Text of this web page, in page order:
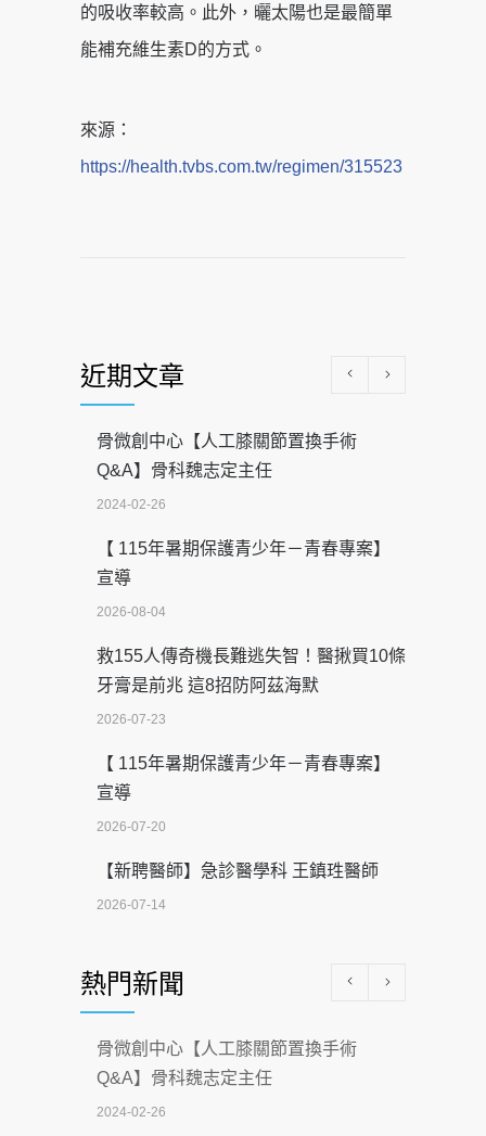
的吸收率較高。此外，曬太陽也是最簡單
能補充維生素D的方式。
來源：
https://health.tvbs.com.tw/regimen/315523
近期文章
骨微創中心【人工膝關節置換手術
Q&A】骨科魏志定主任
2024-02-26
【 115年暑期保護青少年－青春專案】
宣導
2026-08-04
救155人傳奇機長難逃失智！醫揪買10條
牙膏是前兆 這8招防阿茲海默
2026-07-23
【 115年暑期保護青少年－青春專案】
宣導
2026-07-20
【新聘醫師】急診醫學科 王鎮珄醫師
2026-07-14
科能量
2026-07-08
沒菸酒也瀕臨洗腎？65歲男靠「這習
慣」逆轉腎功能 醫揭3招救命
2026-07-08
熱門新聞
骨微創中心【人工膝關節置換手術
Q&A】骨科魏志定主任
2024-02-26